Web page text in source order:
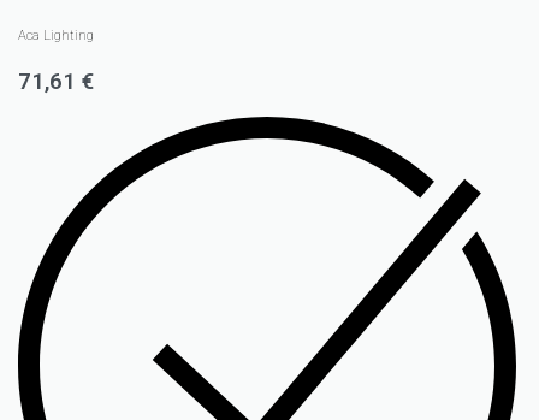
Aca Lighting
71,61 €